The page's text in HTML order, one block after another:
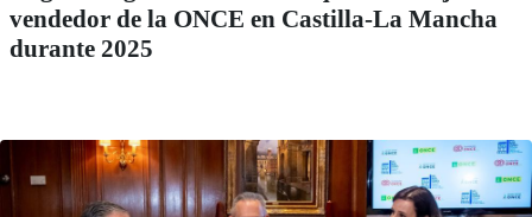
vendedor de la ONCE en Castilla-La Mancha
durante 2025